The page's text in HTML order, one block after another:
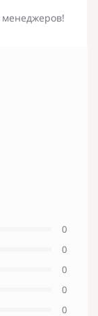
0
0
0
0
0